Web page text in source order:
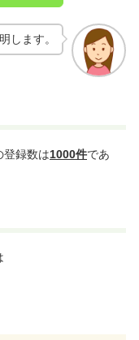
します。
登録数は1000件であ